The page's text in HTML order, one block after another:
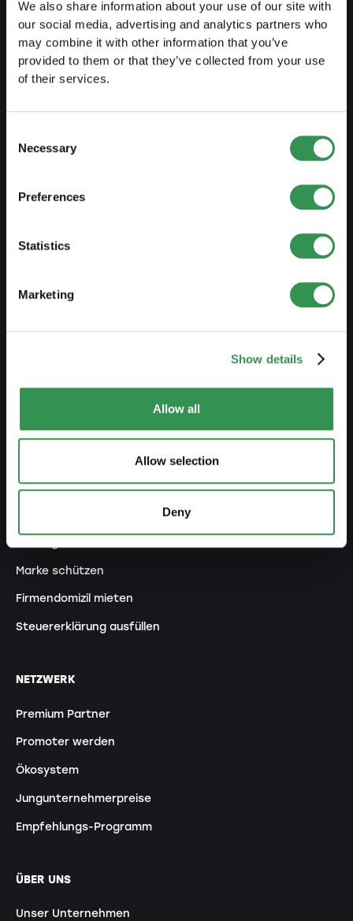
We also share information about your use of our site with
our social media, advertising and analytics partners who
may combine it with other information that you’ve
provided to them or that they’ve collected from your use
of their services.
Selection
Necessary
Preferences
Statistics
Marketing
Show details
Allow all
Allow selection
Deny
Einzelfirma gründen
GmbH gründen
AG gründen
Kollektivgesellschaft gründen
Verein gründen
Buchhaltung outsourcen
Lohnbuchhaltung abgeben
Marke schützen
Firmendomizil mieten
Steuererklärung ausfüllen
NETZWERK
Premium Partner
Promoter werden
Ökosystem
Jungunternehmerpreise
Empfehlungs-Programm
ÜBER UNS
Unser Unternehmen